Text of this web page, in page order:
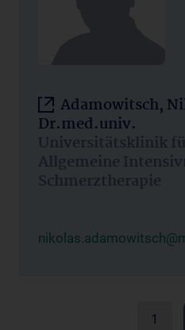
Adamowitsch,
Dr.med.univ.
Universitätsklinik
Allgemeine
Schmerztherapie
1